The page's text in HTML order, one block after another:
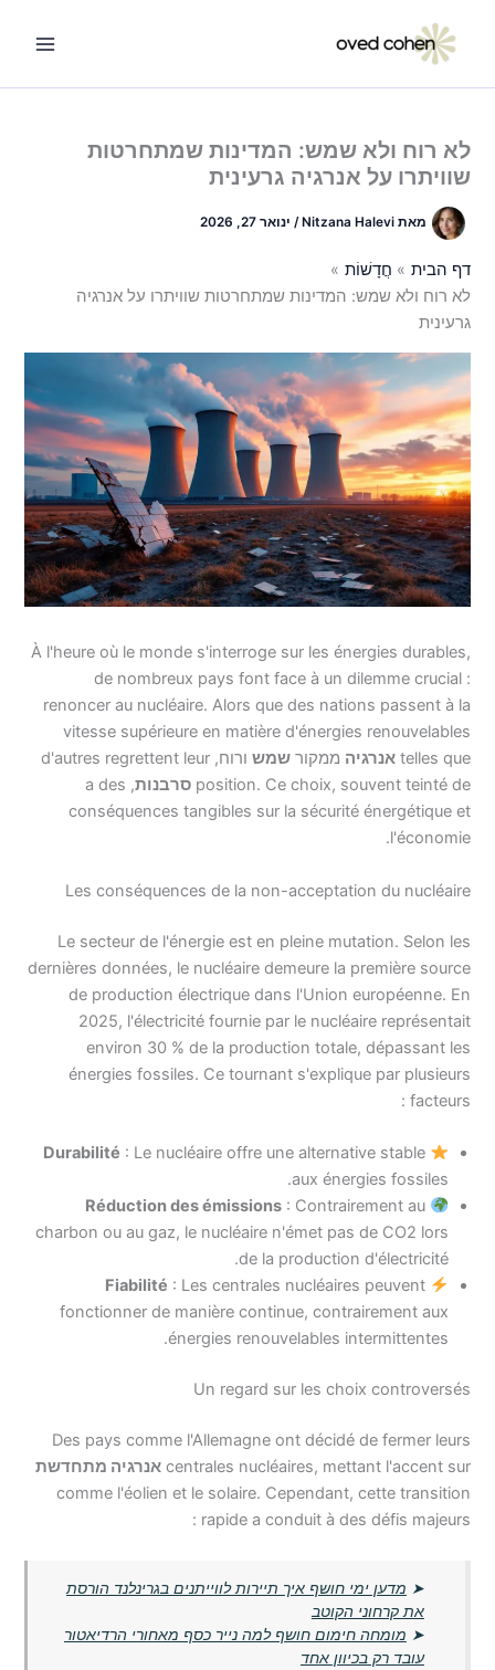
לא רוח ולא שמש: המדינות שמתחרטות
שוויתרו על אנרגיה גרעינית
מאתNitzana Halevi
/ ינואר 27, 2026
דף הבית
חֲדָשׁוֹת
לא רוח ולא שמש: המדינות שמתחרטות שוויתרו על אנרגיה
גרעינית
À l'heure où le monde s'interroge sur les énergies durables,
de nombreux pays font face à un dilemme crucial :
renoncer au nucléaire. Alors que des nations passent à la
vitesse supérieure en matière d'énergies renouvelables
telles que אנרגיה ממקורשמש
ורוח, d'autres regrettent leur
position. Ce choix, souvent teinté de סרבנות , a des
conséquences tangibles sur la sécurité énergétique et
l'économie.
Les conséquences de la non-acceptation du nucléaire
Le secteur de l'énergie est en pleine mutation. Selon les
dernières données, le nucléaire demeure la première source
de production électrique dans l'Union européenne. En
2025, l'électricité fournie par le nucléaire représentait
environ 30 % de la production totale, dépassant les
énergies fossiles. Ce tournant s'explique par plusieurs
facteurs :
Durabilité : Le nucléaire offre une alternative stable
aux énergies fossiles.
Réduction des émissions: Contrairement au
charbon ou au gaz, le nucléaire n'émet pas de CO2 lors
de la production d'électricité.
Fiabilité : Les centrales nucléaires peuvent
fonctionner de manière continue, contrairement aux
énergies renouvelables intermittentes.
Un regard sur les choix controversés
Des pays comme l'Allemagne ont décidé de fermer leurs
centrales nucléaires, mettant l'accent sur אנרגיה מתחדשת
comme l'éolien et le solaire. Cependant, cette transition
rapide a conduit à des défis majeurs :
➤ מדען ימי חושף איך תיירות לווייתנים בגרינלנד הורסת
את קרחוני הקוטב
➤ מומחה חימום חושף למה נייר כסף מאחורי הרדיאטור
עובד רק בכיוון אחד